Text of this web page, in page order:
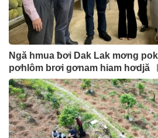
Ngă hmua ƀơi Dak Lak mơng
pơhlôm brơi gơnam hiam hơdjă